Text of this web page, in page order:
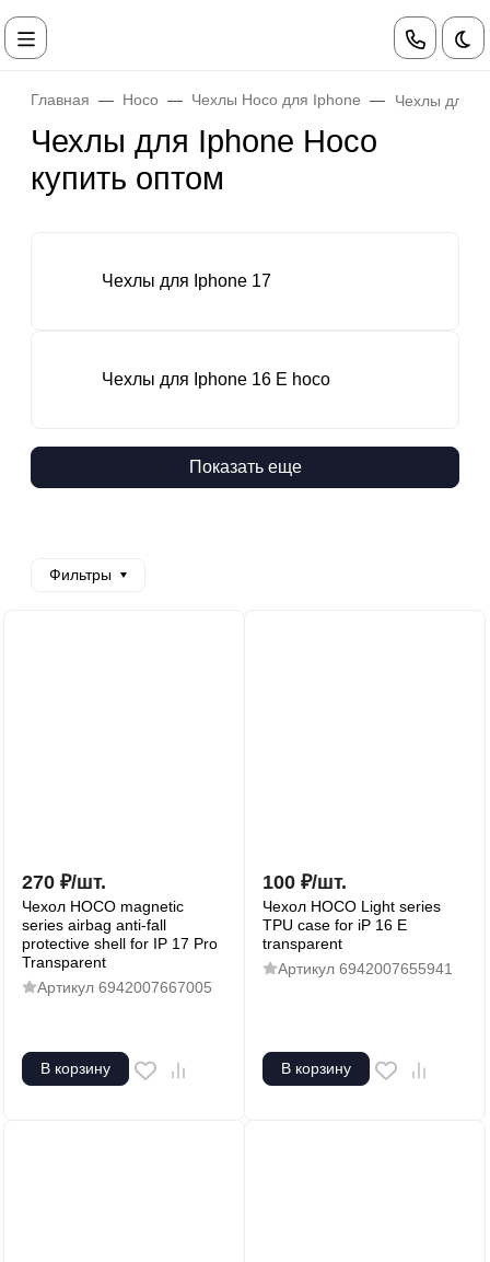
Главная Hoco Чехлы Hoco для Iphone Чехлы для
Чехлы для Iphone Hoco
купить оптом
Чехлы для Iphone 17
Чехлы для Iphone 16 E hoco
Показать еще
Фильтры
270 ₽/шт.
Чехол HOCO magnetic
series airbag anti-fall
protective shell for IP 17 Pro
Transparent
Артикул 6942007667005
В корзину
100 ₽/шт.
Чехол HOCO Light series
TPU case for iP 16 E
transparent
Артикул 6942007655941
В корзину